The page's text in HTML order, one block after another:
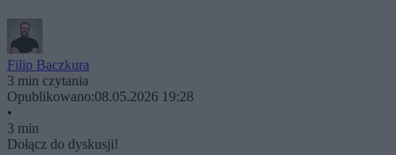
Filip Baczkura
3 min czytania
Opublikowano:08.05.2026 19:28
•
3 min
Dołącz do dyskusji!